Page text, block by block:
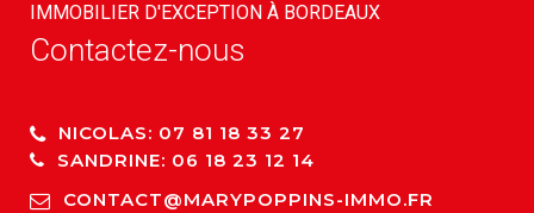
IMMOBILIER D'EXCEPTION À BORDEAUX
Contactez-nous
NICOLAS: 07 81 18 33 27
SANDRINE: 06 18 23 12 14
CONTACT@MARYPOPPINS-IMMO.FR